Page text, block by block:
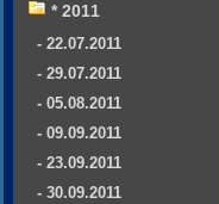
* 2011
- 22.07.2011
- 29.07.2011
- 05.08.2011
- 09.09.2011
- 23.09.2011
- 30.09.2011